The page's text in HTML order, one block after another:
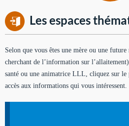
Les espaces
Selon que vous êtes une mère ou une
cherchant de l’information sur
santé ou une animatrice LLL, cliquez sur le
accès aux informations qui vous intéressent.